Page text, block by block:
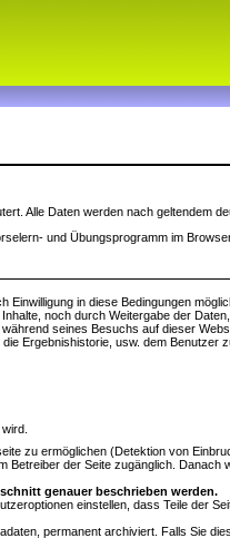
Alle Daten werden nach geltendem
und Übungsprogramm im
in diese Bedingungen
noch durch Weitergabe der
während seines Besuchs auf dieser
Ergebnishistorie, usw. dem Benutzer
zu ermöglichen (Detektion von
der Seite zugänglich.
genauer beschrieben werden.
einstellen, dass Teile der
permanent archiviert. Falls Sie